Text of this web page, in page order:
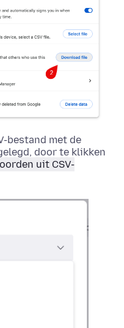
bestand met de
door te klikken
uit CSV-